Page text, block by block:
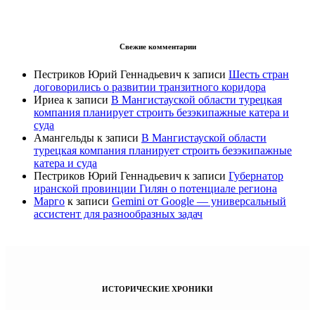
Свежие комментарии
Пестриков Юрий Геннадьевич к записи Шесть стран
договорились о развитии транзитного коридора
Ириеа к записи В Мангистауской области турецкая
компания планирует строить безэкипажные катера и
суда
Амангельды к записи В Мангистауской области
турецкая компания планирует строить безэкипажные
катера и суда
Пестриков Юрий Геннадьевич к записи Губернатор
иранской провинции Гилян о потенциале региона
Марго к записи Gemini от Google — универсальный
ассистент для разнообразных задач
ИСТОРИЧЕСКИЕ ХРОНИКИ